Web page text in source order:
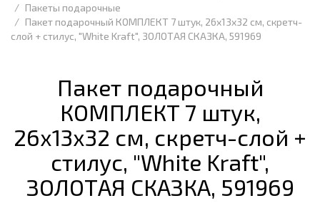
Пакеты подарочные
Пакет подарочный КОМПЛЕКТ 7 штук, 26x13x32 см, скретч-
слой + стилус, "White Kraft", ЗОЛОТАЯ СКАЗКА, 591969
Пакет подарочный
КОМПЛЕКТ 7 штук,
26x13x32 см, скретч-слой +
стилус, "White Kraft",
ЗОЛОТАЯ СКАЗКА, 591969